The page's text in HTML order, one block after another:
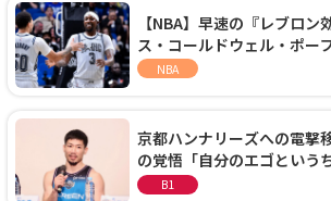
【NBA】早速の『レブロ
ス・コールドウェル・ポー
ーズに1年契約で加入
NBA
京都ハンナリーズへの電撃
の覚悟「自分のエゴという
に、京都に来たわけではない
B1